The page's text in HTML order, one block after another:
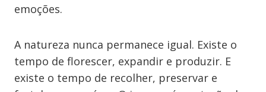
emoções.
A natureza nunca permanece igual. Existe o
tempo de florescer, expandir e produzir. E
existe o tempo de recolher, preservar e